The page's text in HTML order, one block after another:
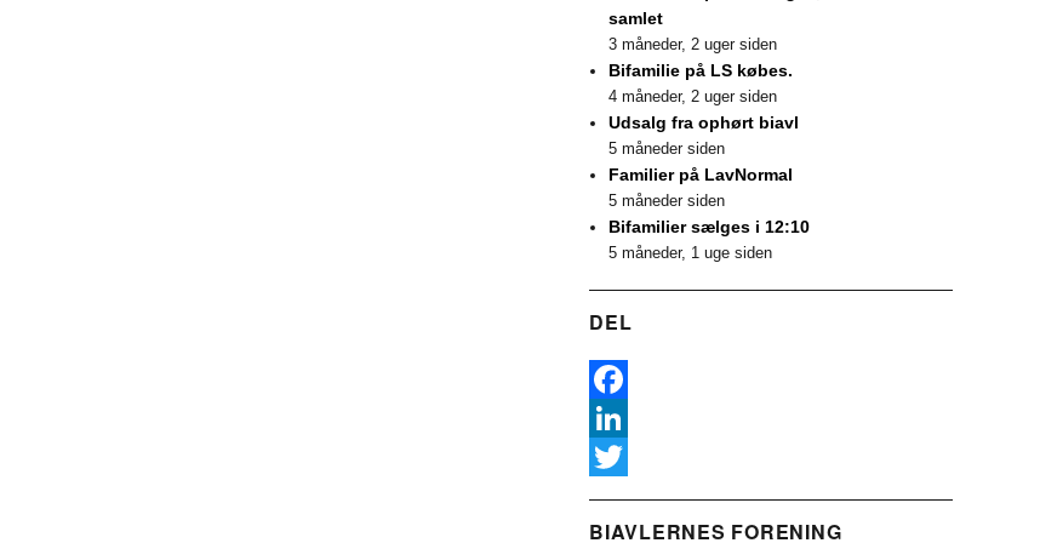
samlet
3 måneder, 2 uger siden
Bifamilie på LS købes.
4 måneder, 2 uger siden
Udsalg fra ophørt biavl
5 måneder siden
Familier på LavNormal
5 måneder siden
Bifamilier sælges i 12:10
5 måneder, 1 uge siden
DEL
F
a
e
L
nw
BIAVLERNES FORENING